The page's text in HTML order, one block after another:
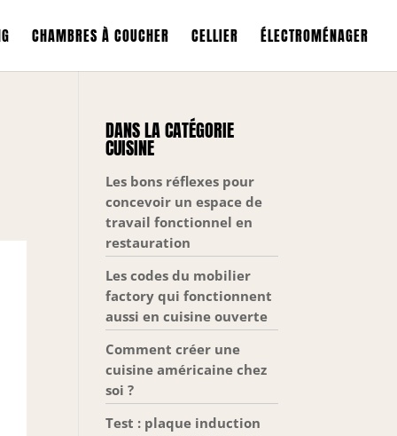
CHAMBRES À COUCHER CELLIER ÉLECTROMÉNAGER
DANS LA CATÉGORIE
CUISINE
Les bons réflexes pour
concevoir un espace de
travail fonctionnel en
restauration
Les codes du mobilier
factory qui fonctionnent
aussi en cuisine ouverte
Comment créer une
cuisine américaine chez
soi ?
Test : plaque induction